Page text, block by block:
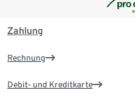
Zahlung
Rechnung
Debit- und Kreditkarte